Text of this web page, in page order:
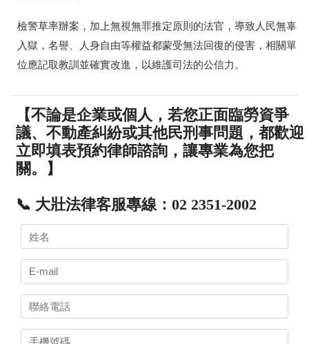
檢警草率辦案，加上無視無罪推定原則的法官，導致人民無辜
入獄，名譽、人身自由等權益都蒙受無法回復的侵害，相關單
位應記取教訓並確實改進，以維護司法的公信力。
【不論是企業或個人，若您正面臨勞資爭
議、不動產糾紛或其他民刑事問題，都歡迎
立即填表預約律師諮詢，讓專業為您把
關。】
📞 大壯法律客服專線：02 2351-2002